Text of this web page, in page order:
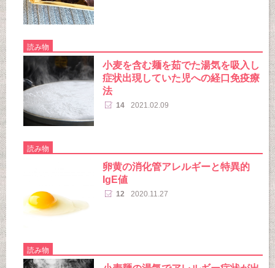
読み物
小麦を含む麺を茹でた湯気を吸入し
症状出現していた児への経口免疫療
法
14 2021.02.09
読み物
卵黄の消化管アレルギーと特異的
IgE値
12 2020.11.27
読み物